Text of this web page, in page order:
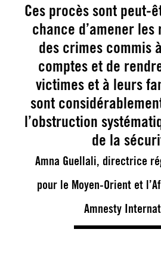
Ces procès sont peut-
chance d’amener les
des crimes commis
comptes et de
victimes et à leurs
sont
l’obstruction
de la
Amna Guellali, directrice
pour le Moyen-Orient et
Amnesty